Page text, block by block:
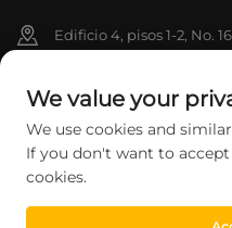
Edificio 4, pisos 1-2, No.
+86-15124919712
[email protected]
We value your
We use cookies and
If you don't want to
cookies.